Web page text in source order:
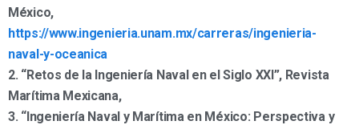
México,
https://www.ingenieria.unam.mx/carreras/ingenieria-
naval-y-oceanica
2. “Retos de la Ingeniería Naval en el Siglo XXI”, Revista
Marítima Mexicana,
3. “Ingeniería Naval y Marítima en México: Perspectiva y